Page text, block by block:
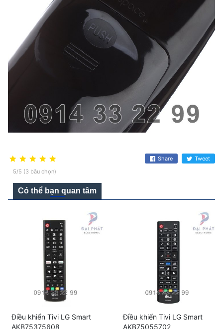
5/5 (3 bầu chọn)
Share Tweet
Có thể bạn quan tâm
Điều khiển Tivi LG Smart
AKB75375608
Điều khiển Tivi LG Smart
AKB75055702